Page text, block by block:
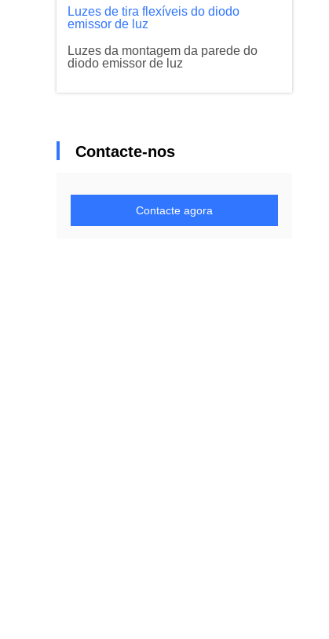
Luzes de tira flexíveis do diodo
emissor de luz
Luzes da montagem da parede do
diodo emissor de luz
Contacte-nos
Contacte agora